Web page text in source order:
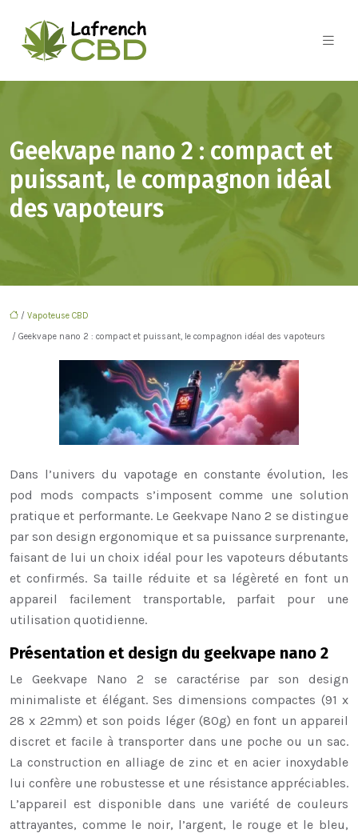
Geekvape nano 2 : compact et
puissant, le compagnon idéal
des vapoteurs
/ Vapoteuse CBD
/ Geekvape nano 2 : compact et puissant, le compagnon idéal des vapoteurs
Dans l’univers du vapotage en constante évolution, les
pod mods compacts s’imposent comme une solution
pratique et performante. Le Geekvape Nano 2 se distingue
par son design ergonomique et sa puissance surprenante,
faisant de lui un choix idéal pour les vapoteurs débutants
et confirmés. Sa taille réduite et sa légèreté en font un
appareil facilement transportable, parfait pour une
utilisation quotidienne.
Présentation et design du geekvape nano 2
Le Geekvape Nano 2 se caractérise par son design
minimaliste et élégant. Ses dimensions compactes (91 x
28 x 22mm) et son poids léger (80g) en font un appareil
discret et facile à transporter dans une poche ou un sac.
La construction en alliage de zinc et en acier inoxydable
lui confère une robustesse et une résistance appréciables.
L’appareil est disponible dans une variété de couleurs
attrayantes, comme le noir, l’argent, le rouge et le bleu,